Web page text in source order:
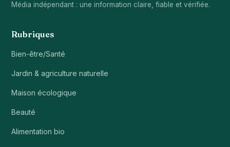
Média indépendant : une information claire, fiable et vérifiée.
Rubriques
Bien-être/Santé
Jardin & agriculture naturelle
Maison écologique
Beauté
Alimentation bio